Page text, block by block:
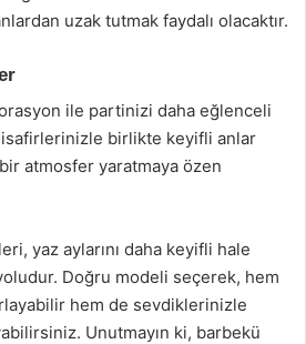
uzak tutmak faydalı olacaktır.
ile partinizi daha eğlenceli
birlikte keyifli anlar
atmosfer yaratmaya özen
yaz aylarını daha keyifli hale
Doğru modeli seçerek, hem
hem de sevdiklerinizle
Unutmayın ki, barbekü